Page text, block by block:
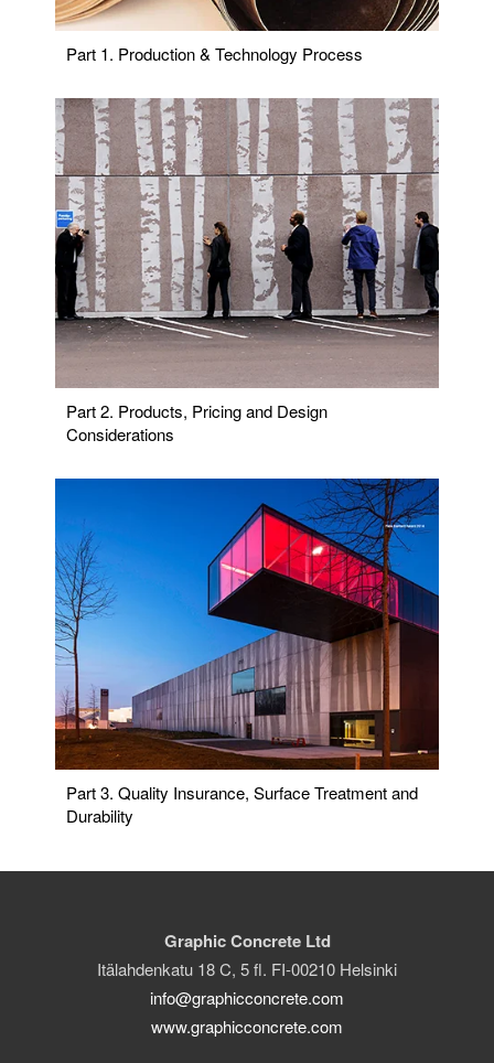
Part 1. Production & Technology Process
Part 2. Products, Pricing and Design
Considerations
Part 3. Quality Insurance, Surface Treatment and
Durability
Graphic Concrete Ltd
Itälahdenkatu 18 C, 5 fl. FI-00210 Helsinki
info@graphicconcrete.com
www.graphicconcrete.com